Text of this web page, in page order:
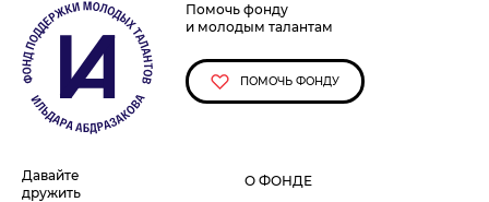
Помочь фонду
и молодым талантам
ПОМОЧЬ ФОНДУ
О ФОНДЕ
Давайте
дружить